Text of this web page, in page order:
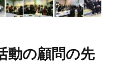
動の顧問の先